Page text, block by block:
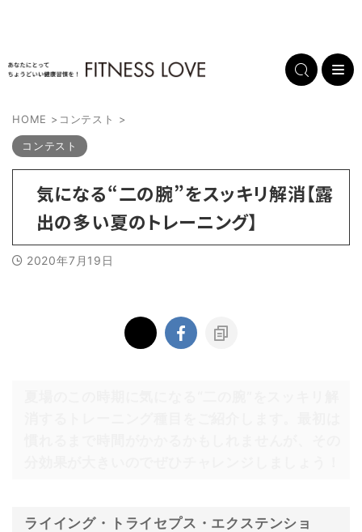
HOME > コンテスト >
コンテスト
気になる“二の腕”をスッキリ解消【露
出の多い夏のトレーニング】
2020年7月19日
ライイング・トライセプス・エクステンショ